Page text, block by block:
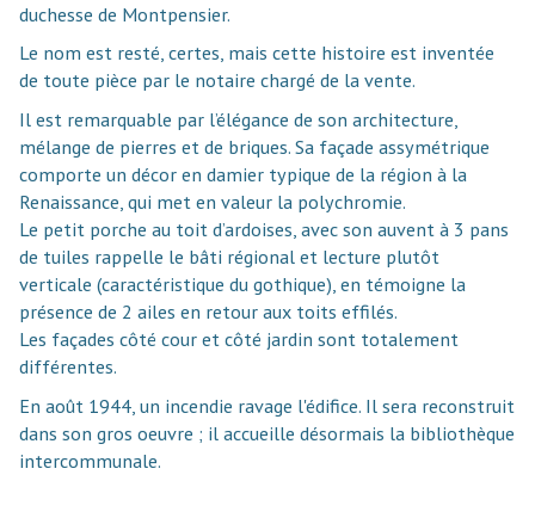
duchesse de Montpensier.
Le nom est resté, certes, mais cette histoire est inventée
de toute pièce par le notaire chargé de la vente.
Il est remarquable par l’élégance de son architecture,
mélange de pierres et de briques. Sa façade assymétrique
comporte un décor en damier typique de la région à la
Renaissance, qui met en valeur la polychromie.
Le petit porche au toit d’ardoises, avec son auvent à 3 pans
de tuiles rappelle le bâti régional et lecture plutôt
verticale (caractéristique du gothique), en témoigne la
présence de 2 ailes en retour aux toits effilés.
Les façades côté cour et côté jardin sont totalement
différentes.
En août 1944, un incendie ravage l'édifice. Il sera reconstruit
dans son gros oeuvre ; il accueille désormais la bibliothèque
intercommunale.